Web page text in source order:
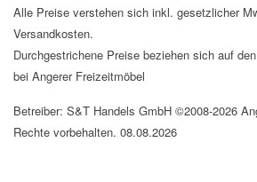
Alle Preise verstehen sich inkl. gesetzlicher
Versandkosten.
Durchgestrichene Preise beziehen sich auf
bei Angerer Freizeitmöbel
Betreiber: S&T Handels GmbH ©2008-2026
Rechte vorbehalten. 08.08.2026